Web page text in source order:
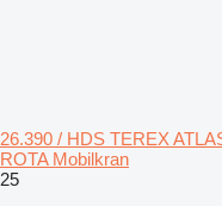
26.390 / HDS TEREX
ROTA Mobilkran
25